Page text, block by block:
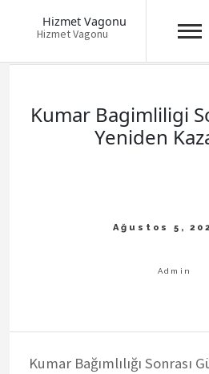
Hizmet Vagonu
Hizmet Vagonu
Kumar Bagimliligi
Yeniden
Kumar Bağımlılığı Sonrası